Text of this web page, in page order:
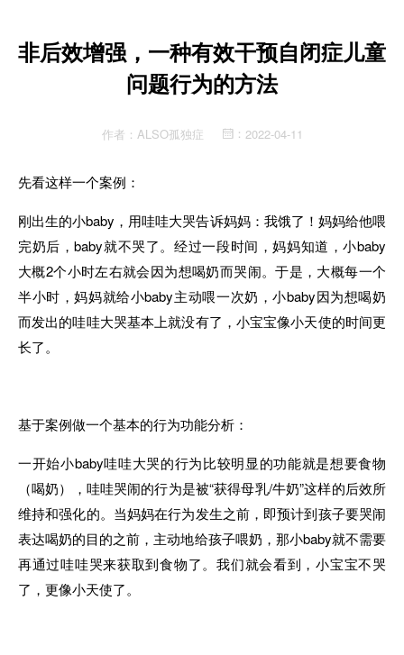
非后效增强，一种有效干预自闭症儿童
问题行为的方法
作者： ALSO孤独症 ： 2022-04-11
先看这样一个案例：
刚出生的小baby，用哇哇大哭告诉妈妈：我饿了！妈妈给他喂
完奶后，baby就不哭了。经过一段时间，妈妈知道，小baby
大概2个小时左右就会因为想喝奶而哭闹。于是，大概每一个
半小时，妈妈就给小baby主动喂一次奶，小baby因为想喝奶
而发出的哇哇大哭基本上就没有了，小宝宝像小天使的时间更
长了。
基于案例做一个基本的行为功能分析：
一开始小baby哇哇大哭的行为比较明显的功能就是想要食物
（喝奶），哇哇哭闹的行为是被“获得母乳/牛奶”这样的后效所
维持和强化的。当妈妈在行为发生之前，即预计到孩子要哭闹
表达喝奶的目的之前，主动地给孩子喂奶，那小baby就不需要
再通过哇哇哭来获取到食物了。我们就会看到，小宝宝不哭
了，更像小天使了。